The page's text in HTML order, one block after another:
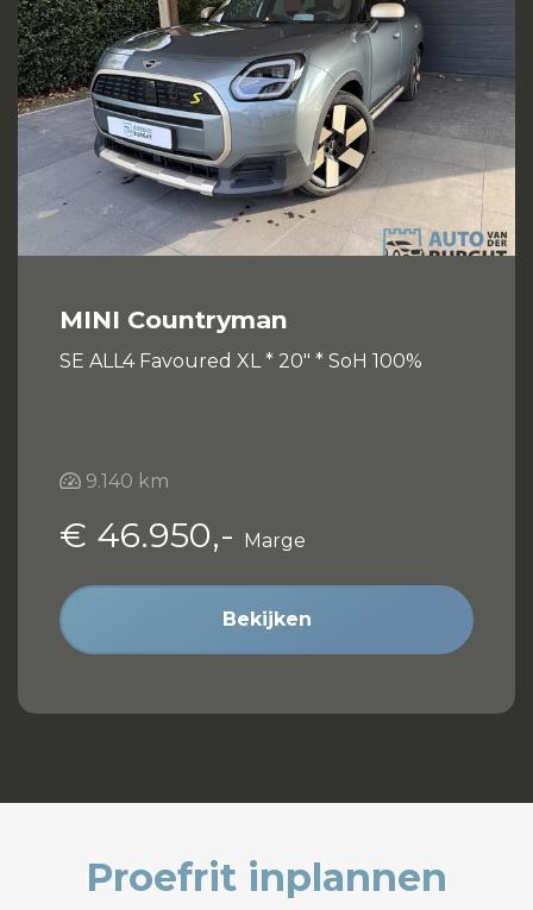
MINI Countryman
SE ALL4 Favoured XL * 20" * SoH 100%
9.140 km
€ 46.950,- Marge
Bekijken
Proefrit inplannen